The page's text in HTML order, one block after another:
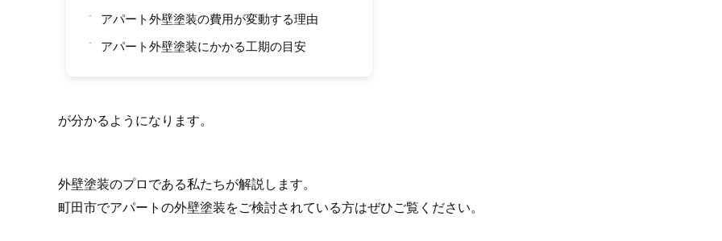
・ アパート外壁塗装の費用が変動する理由
・ アパート外壁塗装にかかる工期の目安
が分かるようになります。
外壁塗装のプロである私たちが解説します。
町田市でアパートの外壁塗装をご検討されている方はぜひご覧ください。